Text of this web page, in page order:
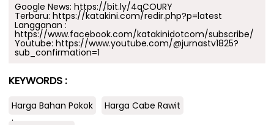
Google News: https://bit.ly/4qCOURY
Terbaru: https://katakini.com/redir.php?p=latest
Langganan :
https://www.facebook.com/katakinidotcom/subscribe/
Youtube: https://www.youtube.com/@jurnastv1825?
sub_confirmation=1
KEYWORDS :
Harga Bahan Pokok
Harga Cabe Rawit
.